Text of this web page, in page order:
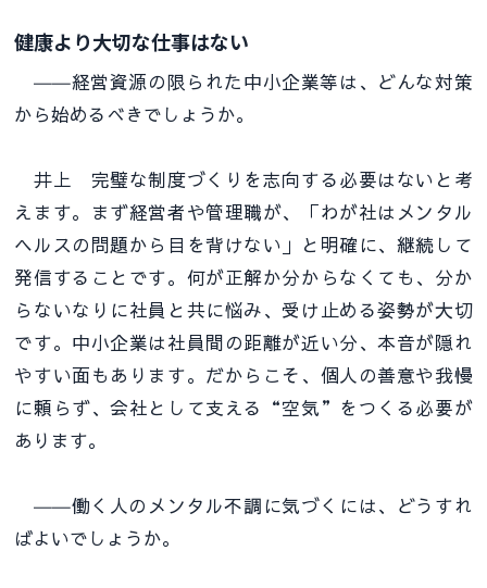
健康より大切な仕事はない
――経営資源の限られた中小企業等は、どんな対策
から始めるべきでしょうか。
井上 完璧な制度づくりを志向する必要はないと考
えます。まず経営者や管理職が、「わが社はメンタル
ヘルスの問題から目を背けない」と明確に、継続して
発信することです。何が正解か分からなくても、分か
らないなりに社員と共に悩み、受け止める姿勢が大切
です。中小企業は社員間の距離が近い分、本音が隠れ
やすい面もあります。だからこそ、個人の善意や我慢
に頼らず、会社として支える“空気”をつくる必要が
あります。
――働く人のメンタル不調に気づくには、どうすれ
ばよいでしょうか。